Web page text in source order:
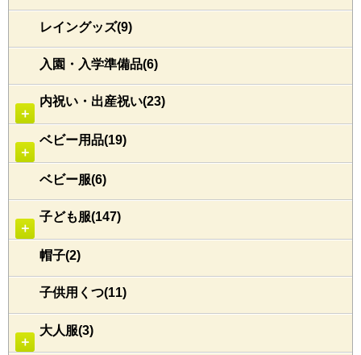
レイングッズ(9)
入園・入学準備品(6)
＋
内祝い・出産祝い(23)
＋
ベビー用品(19)
ベビー服(6)
＋
子ども服(147)
帽子(2)
子供用くつ(11)
＋
大人服(3)